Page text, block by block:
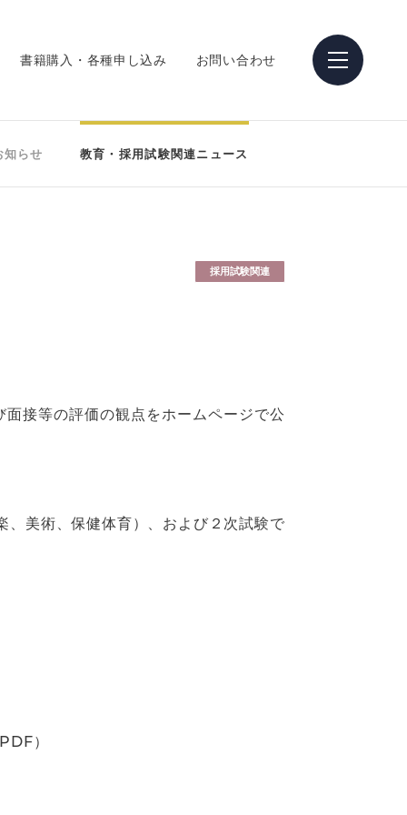
書籍購入・各種申し込み お問い合わせ
知らせ 教育・採用試験関連ニュース
採用試験関連
接等の評価の観点をホームページで公
、美術、保健体育）、および２次試験で
）